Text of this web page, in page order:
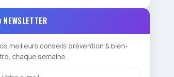
meilleurs conseils prévention & bien-
chaque semaine.